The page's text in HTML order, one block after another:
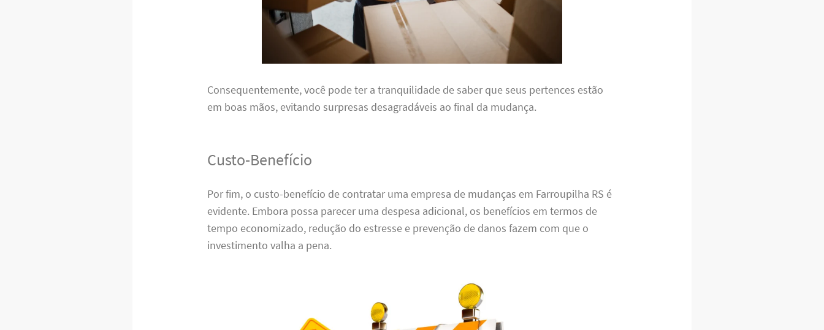
Consequentemente, você pode ter a tranquilidade de saber que seus pertences estão
em boas mãos, evitando surpresas desagradáveis ao final da mudança.
Custo-Benefício
Por fim, o custo-benefício de contratar uma empresa de mudanças em Farroupilha RS é
evidente. Embora possa parecer uma despesa adicional, os benefícios em termos de
tempo economizado, redução do estresse e prevenção de danos fazem com que o
investimento valha a pena.